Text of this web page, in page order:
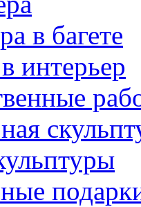
в багете
интерьер